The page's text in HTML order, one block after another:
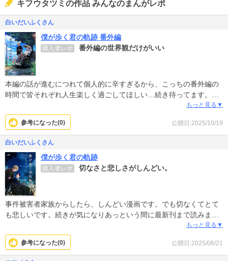
キフウタツミの作品 みんなのまんがレポ
白いだいふくさん
僕が歩く君の軌跡 番外編
購入者レポ 番外編の世界観だけがいい
本編の話が進むにつれて個人的に辛すぎるから、こっちの番外編の
時間で皆それぞれ人生楽しく過ごしてほしい…続き待ってます。そ
れにしてもさんまが七輪で焼けるのいいなぁと思ったら、もしかし
てその七輪…で家族三人…と思うとまた辛くなってきました。
もっと見る▼
公開日:2025/10/19
参考になった(0)
白いだいふくさん
僕が歩く君の軌跡
購入者レポ 切なさと悲しさがしんどい。
事件被害者家族からしたら、しんどい漫画です。でも切なくてとて
も悲しいです。続きが気になりあっという間に最新刊まで読みまし
た。過去の罪は消えない。どう最後まで展開していくか気になるか
らやっぱり次の最新刊も購入しそうです。
もっと見る▼
公開日:2025/06/21
参考になった(0)